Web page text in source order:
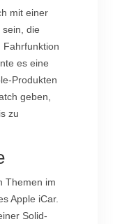
mit einer
die
Fahrfunktion
es eine
Produkten
geben,
zu
Themen im
Apple iCar.
Solid-